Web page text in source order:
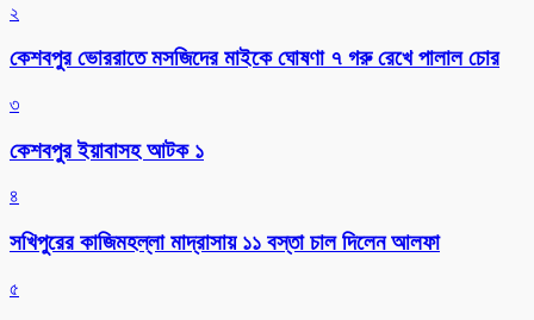
২
কেশবপুর ভোররাতে মসজিদের মাইকে ঘোষণা ৭ গরু রেখে পালাল চোর
৩
কেশবপুর ইয়াবাসহ আটক ১
৪
সখিপুরের কাজিমহল্লা মাদ্রাসায় ১১ বস্তা চাল দিলেন আলফা
৫